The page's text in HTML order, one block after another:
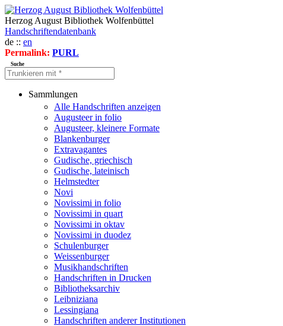
Herzog August Bibliothek Wolfenbüttel
Handschriftendatenbank
de :: en
Permalink: PURL
Suche
Sammlungen
Alle Handschriften anzeigen
Augusteer in folio
Augusteer, kleinere Formate
Blankenburger
Extravagantes
Gudische, griechisch
Gudische, lateinisch
Helmstedter
Novi
Novissimi in folio
Novissimi in quart
Novissimi in oktav
Novissimi in duodez
Schulenburger
Weissenburger
Musikhandschriften
Handschriften in Drucken
Bibliotheksarchiv
Leibniziana
Lessingiana
Handschriften anderer Institutionen